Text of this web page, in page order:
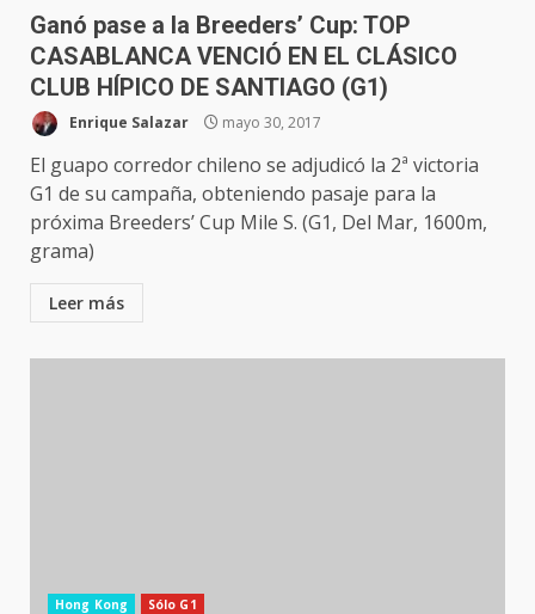
Ganó pase a la Breeders’ Cup: TOP
CASABLANCA VENCIÓ EN EL CLÁSICO
CLUB HÍPICO DE SANTIAGO (G1)
Enrique Salazar mayo 30, 2017
El guapo corredor chileno se adjudicó la 2ª victoria
G1 de su campaña, obteniendo pasaje para la
próxima Breeders’ Cup Mile S. (G1, Del Mar, 1600m,
grama)
Leer más
Hong Kong Sólo G1